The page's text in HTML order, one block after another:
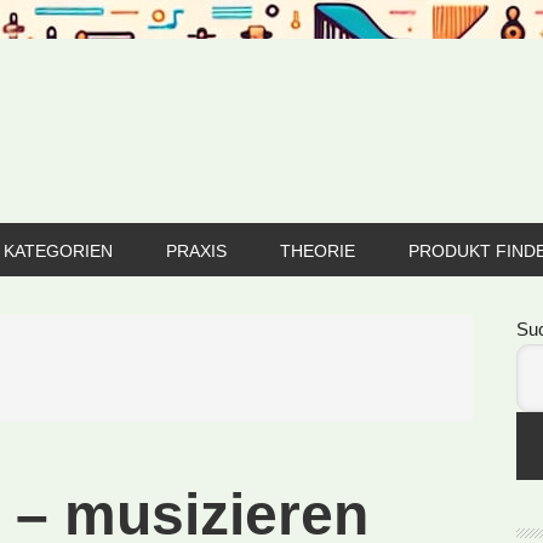
KATEGORIEN PRAXIS THEORIE PRODUKT
musizieren